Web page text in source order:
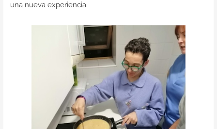
una nueva experiencia.